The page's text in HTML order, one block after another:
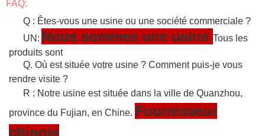
FAQ:
Q : Êtes-vous une usine ou une société commerciale ?
UN: Nous sommes une usine Tous les
produits sont
Q. Où est située votre usine ? Comment puis-je vous
rendre visite ?
R : Notre usine est située dans la ville de Quanzhou,
province du Fujian, en Chine. Fournisseur
chinois